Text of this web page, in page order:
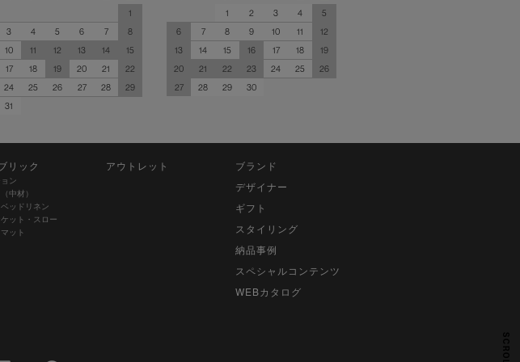
SCROLL
1
3 4 5 6 7
8
10 11 12 13 14
15
17 18 19 20 21
22
24 25 26 27 28
29
31
1
2 3 4
5
6
7 8 9 10 11
12
13
14 15 16 17 18
19
20
21 22 23 24 25
26
27
28 29 30
リック
ン
中材）
ッドリネン
ット・スロー
ット
アウトレット
ブランド
デザイナー
ギフト
スタイリング
納品事例
スペシャルコンテンツ
WEBカタログ